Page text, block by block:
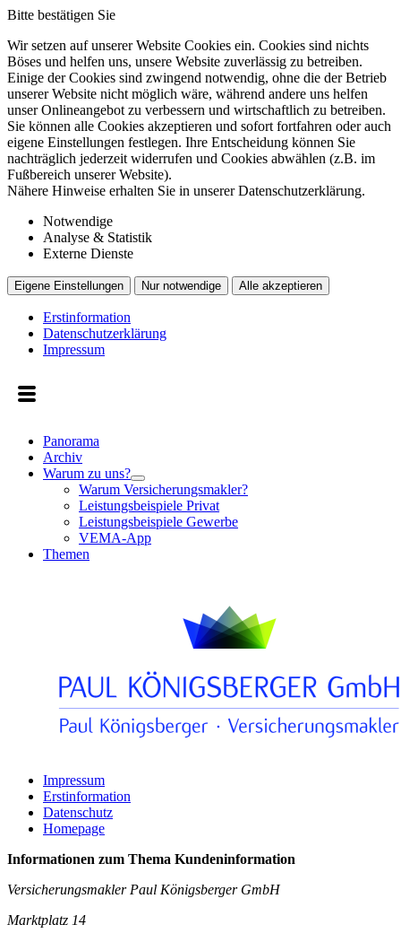
Bitte bestätigen Sie
Wir setzen auf unserer Website Cookies ein. Cookies sind nichts
Böses und helfen uns, unsere Website zuverlässig zu betreiben.
Einige der Cookies sind zwingend notwendig, ohne die der Betrieb
unserer Website nicht möglich wäre, während andere uns helfen
unser Onlineangebot zu verbessern und wirtschaftlich zu betreiben.
Sie können alle Cookies akzeptieren und sofort fortfahren oder auch
eigene Einstellungen festlegen. Ihre Entscheidung können Sie
nachträglich jederzeit widerrufen und Cookies abwählen (z.B. im
Fußbereich unserer Website).
Nähere Hinweise erhalten Sie in unserer Datenschutzerklärung.
Notwendige
Analyse & Statistik
Externe Dienste
Eigene Einstellungen Nur notwendige Alle akzeptieren
Erstinformation
Datenschutzerklärung
Impressum
Panorama
Archiv
Warum zu uns?
Warum Versicherungsmakler?
Leistungsbeispiele Privat
Leistungsbeispiele Gewerbe
VEMA-App
Themen
Impressum
Erstinformation
Datenschutz
Homepage
Informationen zum Thema Kundeninformation
Versicherungsmakler Paul Königsberger GmbH
Marktplatz 14